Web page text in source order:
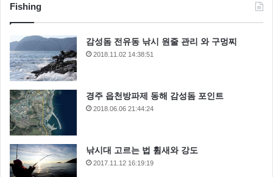
Fishing
감성돔 전유동 낚시 원줄 관리 와 구멍찌
2018.11.02 14:38:51
경주 읍천방파제 동해 감성돔 포인트
2018.06.06 21:44:24
낚시대 고르는 법 휨새와 강도
2017.11.12 16:19:19